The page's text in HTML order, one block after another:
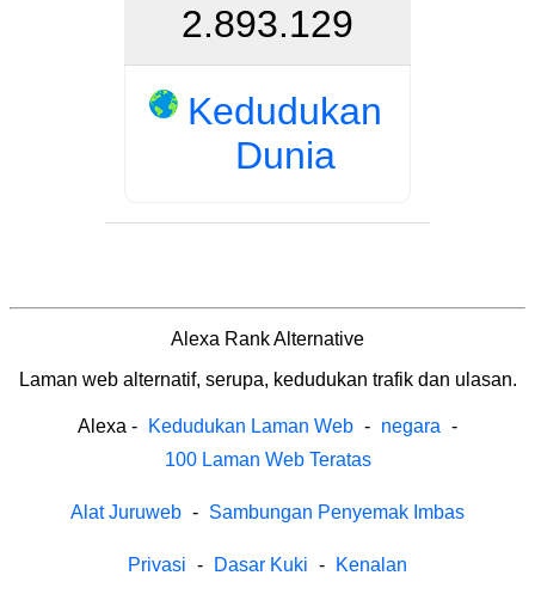
2.893.129
Kedudukan
Dunia
Alexa Rank Alternative
Laman web alternatif, serupa, kedudukan trafik dan ulasan.
Alexa - Kedudukan Laman Web - negara -
100 Laman Web Teratas
Alat Juruweb - Sambungan Penyemak Imbas
Privasi - Dasar Kuki - Kenalan